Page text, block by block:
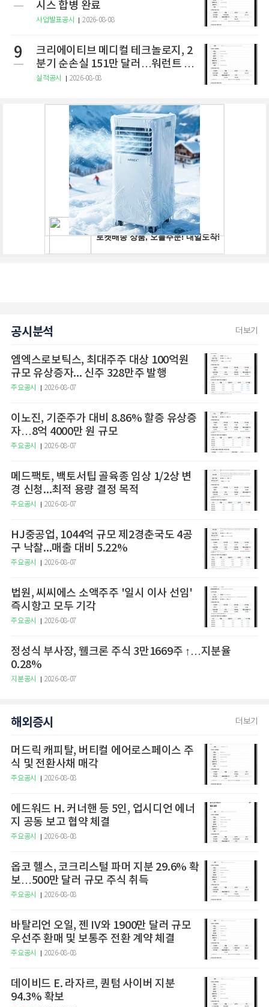
시스 합병 완료
사업발표공시 2026-08-08
9
크리에이티브 메디컬 테크놀로지, 2
분기 순손실 151만 달러…워런트 행
사로 446만 달러 조달
실적공시 2026-08-08
공시분석 더보기
엠엑스로보틱스, 최대주주 대상 100억원
규모 유상증자... 신주 328만주 발행
주요공시 2026-08-07
이노진, 기준주가 대비 8.86% 할증 유상증
자…8억 4000만 원 규모
주요공시 2026-08-07
메드팩토, 백토서팁 골육종 임상 1/2상 변
경 신청...최적 용량 결정 목적
주요공시 2026-08-07
HJ중공업, 1044억 규모 제2경춘국도 4공
구 낙찰...매출 대비 5.22%
주요공시 2026-08-07
법원, 씨씨에스 소액주주 '일시 이사 선임'
즉시항고 모두 기각
주요공시 2026-08-07
정성식 부사장, 웰크론 주식 3만1669주 ↑…지분율
0.28%
지분공시 2026-08-07
해외증시 더보기
머드릭 캐피탈, 버티컬 에어로스페이스 주
식 및 전환사채 매각
주요공시 2026-08-08
에드워드 H. 커너핸 등 5인, 업시디언 에너
지 공동 보고 협약 체결
주요공시 2026-08-08
옵코 헬스, 코크리스털 파머 지분 29.6% 확
보…500만 달러 규모 주식 취득
주요공시 2026-08-08
바탈리언 오일, 젠 IV와 1900만 달러 규모
우선주 환매 및 보통주 전환 계약 체결
주요공시 2026-08-08
데이비드 E. 라자르, 퀀텀 사이버 지분
94.3% 확보